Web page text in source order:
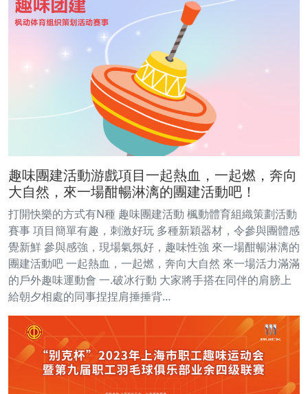
趣味團建活動游戲項目一起熱血，一起燃，奔向
大自然，來一場酣暢淋漓的團建活動吧！
打開快樂的方式有N種 趣味團建活動 楓動體育組織策劃活動
賽事 項目簡單有趣，刺激好玩 多種新穎器材，令參與團體感
覺新鮮 參與感強，現場氣氛好，趣味性強 來一場酣暢淋漓的
團建活動吧 一起熱血，一起燃，奔向大自然 來一場活力滿滿
的戶外趣味運動會 一.破冰行動 大家將手搭在同伴的肩膀上
給朝夕相處的同事捏捏肩捶捶背…